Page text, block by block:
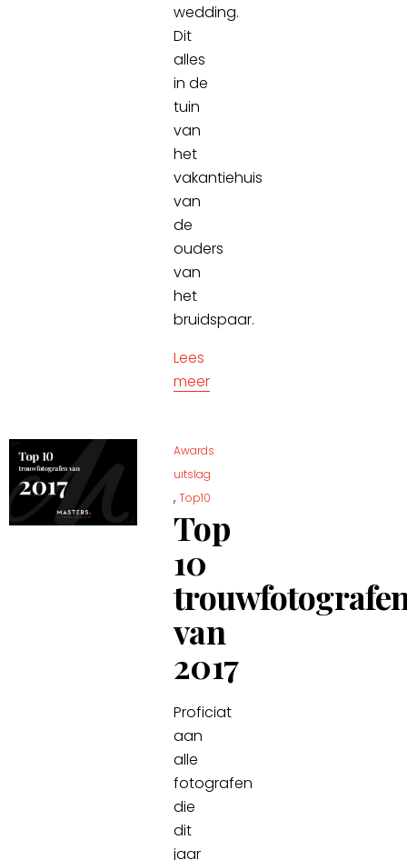
wedding.
Dit
alles
in de
tuin
van
het
vakantiehuis
van
de
ouders
van
het
bruidspaar.
Lees
meer
Awards
uitslag
,Top10
Top
10
van
2017
Proficiat
aan
alle
fotografen
die
dit
jaar